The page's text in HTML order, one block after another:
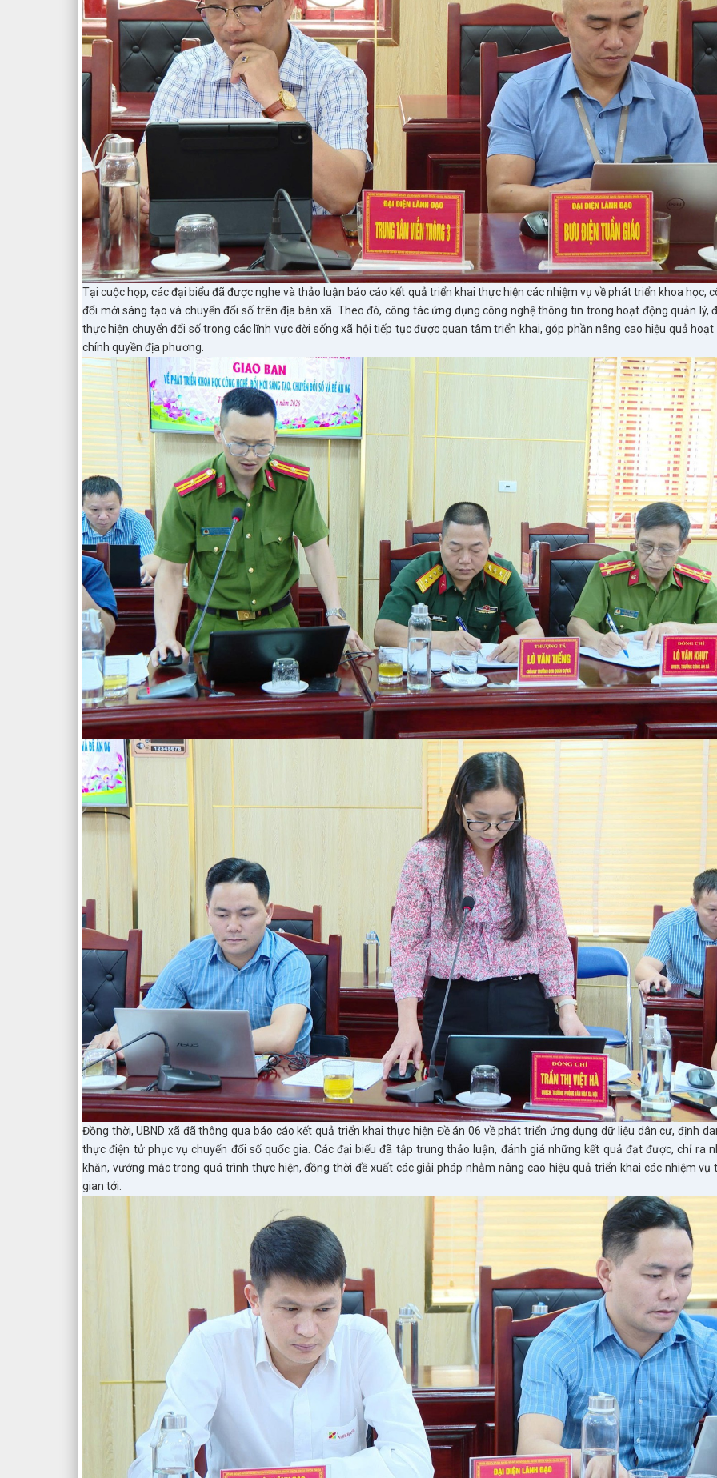
Tại cuộc họp, các đại biểu đã được nghe và thảo luận báo cáo kết quả triển khai thực hiện các nhiệm vụ về phát triển khoa học,
đổi mới sáng tạo và chuyển đổi số trên địa bàn xã. Theo đó, công tác ứng dụng công nghệ thông tin trong hoạt động quản lý,
thực hiện chuyển đổi số trong các lĩnh vực đời sống xã hội tiếp tục được quan tâm triển khai, góp phần nâng cao hiệu quả hoạt
chính quyền địa phương.
Đồng thời, UBND xã đã thông qua báo cáo kết quả triển khai thực hiện Đề án 06 về phát triển ứng dụng dữ liệu dân cư, định
thực điện tử phục vụ chuyển đổi số quốc gia. Các đại biểu đã tập trung thảo luận, đánh giá những kết quả đạt được, chỉ ra
khăn, vướng mắc trong quá trình thực hiện, đồng thời đề xuất các giải pháp nhằm nâng cao hiệu quả triển khai các nhiệm vụ
gian tới.